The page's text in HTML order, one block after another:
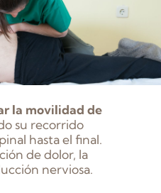
la movilidad de
su recorrido
hasta el final.
de dolor, la
nerviosa.